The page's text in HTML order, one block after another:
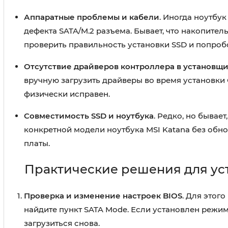
Аппаратные проблемы и кабели. Иногда
дефекта SATA/M.2 разъема. Бывает, что
проверить правильность установки SSD и
Отсутствие драйверов контроллера в
вручную загрузить драйверы во время
физически исправен.
Совместимость SSD и ноутбука. Редко, но
конкретной модели ноутбука MSI Katana без
платы.
Практические решения для
Проверка и изменение настроек BIOS. Для
найдите пункт SATA Mode. Если установлен
загрузиться снова.